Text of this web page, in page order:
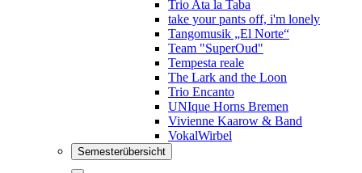
Trio Ata la Taba
take your pants off, i'm lonely
Tangomusik „El Norte“
Team "SuperOud"
Tempesta reale
The Lark and the Loon
Trio Encanto
UNIque Horns Bremen
Vivienne Kaarow & Band
VokalWirbel
Semesterübersicht